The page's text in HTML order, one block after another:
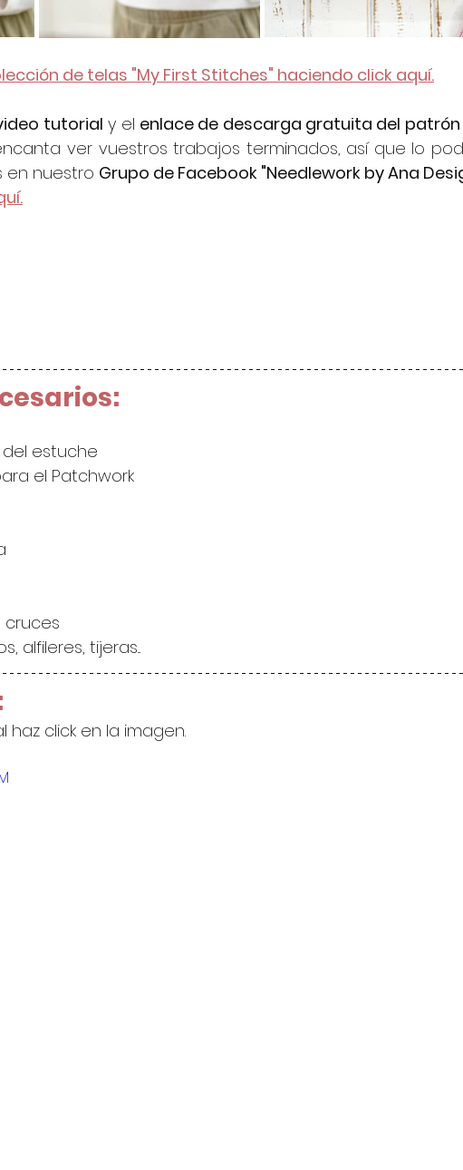
de telas "My First Stitches" haciendo click aquí.
tutorial y el enlace de descarga gratuita del patrón
ver vuestros trabajos terminados, así que lo
en nuestro Grupo de Facebook "Needlework by Ana
estuche
el Patchwork
cruces
alfileres, tijeras...
haz click en la imagen.